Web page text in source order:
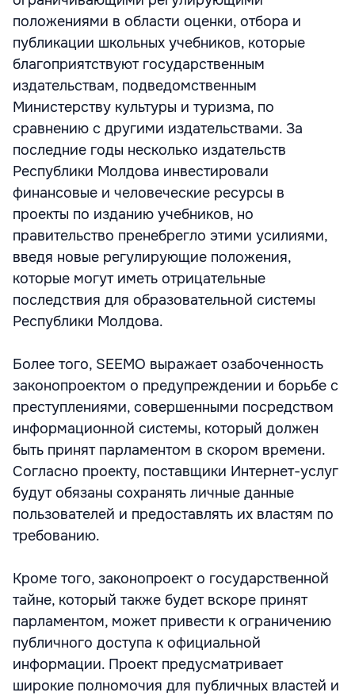
положениями в области оценки, отбора и
публикации школьных учебников, которые
благоприятствуют государственным
издательствам, подведомственным
Министерству культуры и туризма, по
сравнению с другими издательствами. За
последние годы несколько издательств
Республики Молдова инвестировали
финансовые и человеческие ресурсы в
проекты по изданию учебников, но
правительство пренебрегло этими усилиями,
введя новые регулирующие положения,
которые могут иметь отрицательные
последствия для образовательной системы
Республики Молдова.
Более того, SEEMO выражает озабоченность
законопроектом о предупреждении и борьбе с
преступлениями, совершенными посредством
информационной системы, который должен
быть принят парламентом в скором времени.
Согласно проекту, поставщики Интернет-услуг
будут обязаны сохранять личные данные
пользователей и предоставлять их властям по
требованию.
Кроме того, законопроект о государственной
тайне, который также будет вскоре принят
парламентом, может привести к ограничению
публичного доступа к официальной
информации. Проект предусматривает
широкие полномочия для публичных властей и